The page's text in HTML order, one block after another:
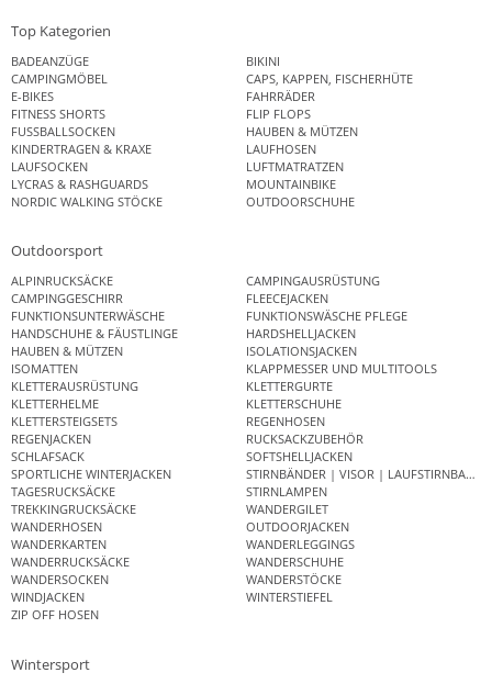
Top Kategorien
BADEANZÜGE
BIKINI
CAMPINGMÖBEL
CAPS, KAPPEN, FISCHERHÜTE
E-BIKES
FAHRRÄDER
FITNESS SHORTS
FLIP FLOPS
FUSSBALLSOCKEN
HAUBEN & MÜTZEN
KINDERTRAGEN & KRAXE
LAUFHOSEN
LAUFSOCKEN
LUFTMATRATZEN
LYCRAS & RASHGUARDS
MOUNTAINBIKE
NORDIC WALKING STÖCKE
OUTDOORSCHUHE
Outdoorsport
ALPINRUCKSÄCKE
CAMPINGAUSRÜSTUNG
CAMPINGGESCHIRR
FLEECEJACKEN
FUNKTIONSUNTERWÄSCHE
FUNKTIONSWÄSCHE PFLEGE
HANDSCHUHE & FÄUSTLINGE
HARDSHELLJACKEN
HAUBEN & MÜTZEN
ISOLATIONSJACKEN
ISOMATTEN
KLAPPMESSER UND MULTITOOLS
KLETTERAUSRÜSTUNG
KLETTERGURTE
KLETTERHELME
KLETTERSCHUHE
KLETTERSTEIGSETS
REGENHOSEN
REGENJACKEN
RUCKSACKZUBEHÖR
SCHLAFSACK
SOFTSHELLJACKEN
SPORTLICHE WINTERJACKEN
STIRNBÄNDER | VISOR | LAUFSTIRNBAND
TAGESRUCKSÄCKE
STIRNLAMPEN
TREKKINGRUCKSÄCKE
WANDERGILET
WANDERHOSEN
OUTDOORJACKEN
WANDERKARTEN
WANDERLEGGINGS
WANDERRUCKSÄCKE
WANDERSCHUHE
WANDERSOCKEN
WANDERSTÖCKE
WINDJACKEN
WINTERSTIEFEL
ZIP OFF HOSEN
Wintersport